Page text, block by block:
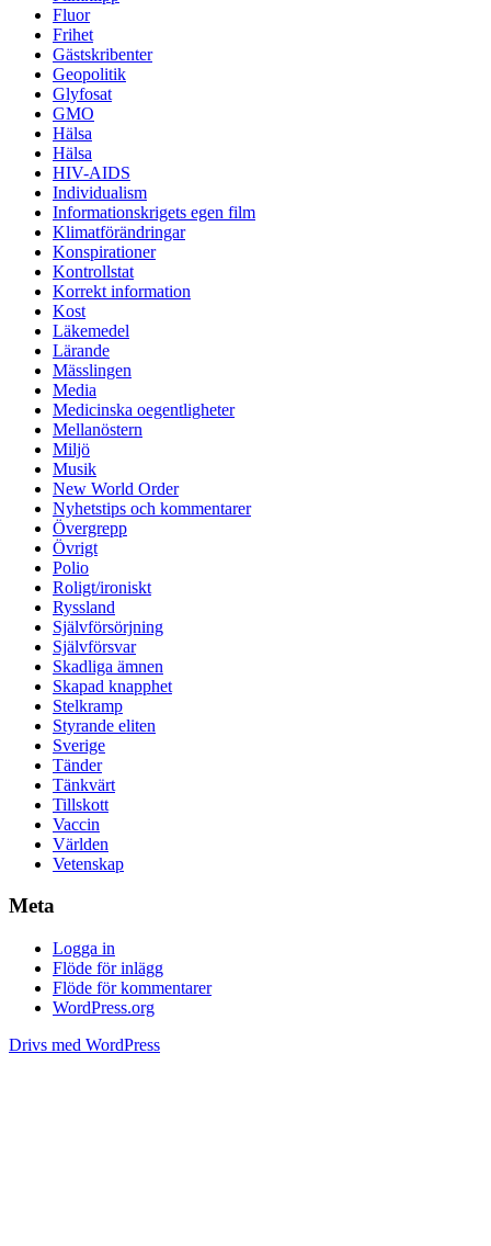
Fluor
Frihet
Gästskribenter
Geopolitik
Glyfosat
GMO
Hälsa
Hälsa
HIV-AIDS
Individualism
Informationskrigets egen film
Klimatförändringar
Konspirationer
Kontrollstat
Korrekt information
Kost
Läkemedel
Lärande
Mässlingen
Media
Medicinska oegentligheter
Mellanöstern
Miljö
Musik
New World Order
Nyhetstips och kommentarer
Övergrepp
Övrigt
Polio
Roligt/ironiskt
Ryssland
Självförsörjning
Självförsvar
Skadliga ämnen
Skapad knapphet
Stelkramp
Styrande eliten
Sverige
Tänder
Tänkvärt
Tillskott
Vaccin
Världen
Vetenskap
Meta
Logga in
Flöde för inlägg
Flöde för kommentarer
WordPress.org
Drivs med WordPress